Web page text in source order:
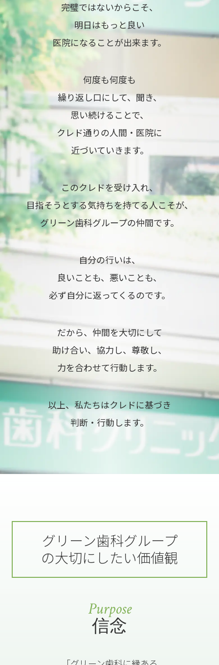
完璧ではないからこそ、
明日はもっと良い
医院になることが出来ます。
何度も何度も
繰り返し口にして、聞き、
思い続けることで、
クレド通りの人間・医院に
近づいていきます。
このクレドを受け入れ、
目指そうとする気持ちを持てる人こそが、
グリーン歯科グループの仲間です。
自分の行いは、
良いことも、悪いことも、
必ず自分に返ってくるのです。
だから、仲間を大切にして
助け合い、協力し、尊敬し、
力を合わせて行動します。
以上、私たちはクレドに基づき
判断・行動します。
グリーン歯科グループ
の大切にしたい価値観
Purpose
信念